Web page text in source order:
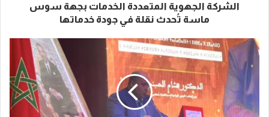
الشركة الجهوية المتعددة الخدمات بجهة سوس
ماسة تُحدث نقلة في جودة خدماتها